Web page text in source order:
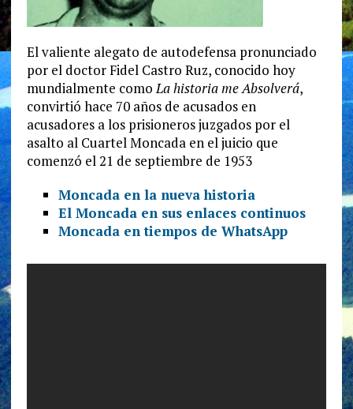
El valiente alegato de autodefensa pronunciado
por el doctor Fidel Castro Ruz, conocido hoy
mundialmente comoLa historia me Absolverá,
convirtió hace 70 años de acusados en
acusadores a los prisioneros juzgados por el
asalto al Cuartel Moncada en el juicio que
comenzó el 21 de septiembre de 1953
Moncada en la nueva historia
El Moncada en sus enlaces continuos
Moncada en tiempos de WhatsApp